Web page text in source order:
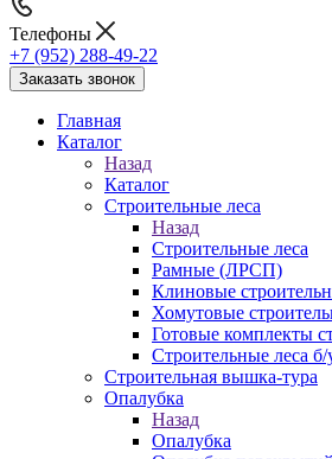
Телефоны
+7 (952) 288-49-22
Заказать звонок
Главная
Каталог
Назад
Каталог
Строительные леса
Назад
Строительные леса
Рамные (ЛРСП)
Клиновые
Хомутовые
Готовые комплекты
Строительные леса б/
Строительная вышка-тура
Опалубка
Назад
Опалубка